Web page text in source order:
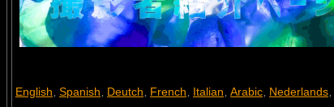
English, Spanish, Deutch, French, Italian, Arabic, Nederlands,